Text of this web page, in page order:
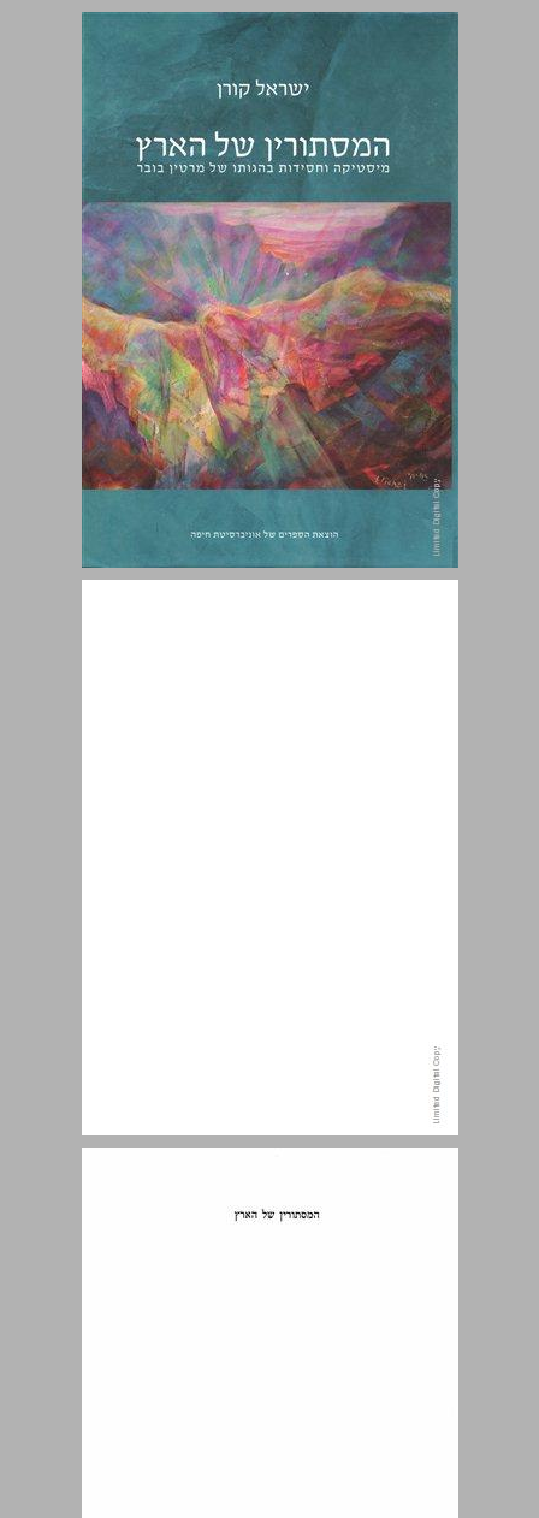
המסתורין של הארץ מיסטיקה וחסידות בהגותו של מרטין בובר ... 0